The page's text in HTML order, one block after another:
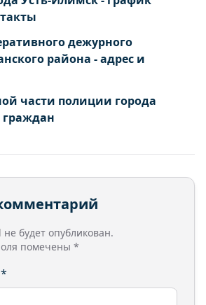
дежурного
района - адрес и
части полиции города
будет опубликован.
помечены *
*